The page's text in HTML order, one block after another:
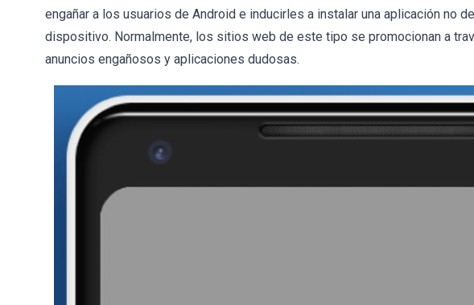
engañar a los usuarios de Android e inducirles a instalar una aplicación no
dispositivo. Normalmente, los sitios web de este tipo se promocionan a
anuncios engañosos y aplicaciones dudosas.